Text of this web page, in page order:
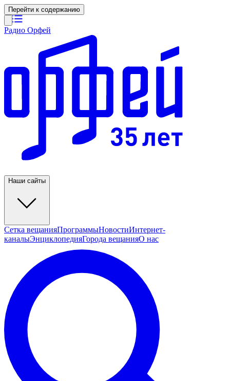
Перейти к содержанию
Радио Орфей
Наши сайты
Сетка вещанияПрограммыНовостиИнтернет-
каналыЭнциклопедияГорода вещанияО нас